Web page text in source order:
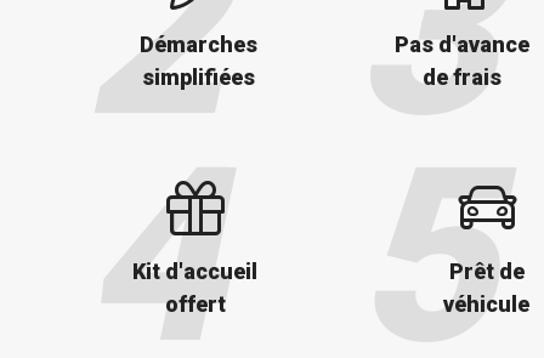
Démarches
simplifiées
Pas d'avance
de frais
Kit d'accueil
offert
Prêt de
véhicule